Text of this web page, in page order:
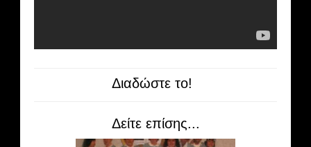
Διαδώστε το!
Δείτε επίσης...